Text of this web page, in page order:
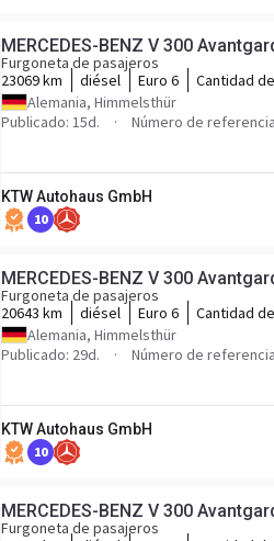
MERCEDES-BENZ V 300
Furgoneta de pasajeros
23069 km
diésel Euro 6 Cantidad
Alemania, Himmelsthür
Publicado: 15d.
Número de
KTW Autohaus GmbH
10
MERCEDES-BENZ V 300
Furgoneta de pasajeros
20643 km
diésel Euro 6 Cantidad
Alemania, Himmelsthür
Publicado: 29d.
Número de
KTW Autohaus GmbH
10
MERCEDES-BENZ V 300
Furgoneta de pasajeros